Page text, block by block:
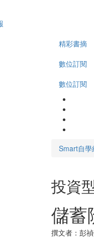
精彩書摘
數位訂閱
數位訂閱
Smart自學
投資
儲蓄
撰文者：彭